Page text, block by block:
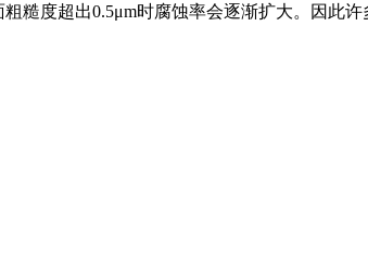
糙度超出0.5μm时腐蚀率会逐渐扩大。因此